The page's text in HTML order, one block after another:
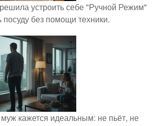
устроить себе "Ручной Режим"
без помощи техники.
кажется идеальным: не пьёт, не